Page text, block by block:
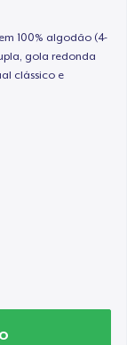
100% algodão (4-
gola redonda
clássico e